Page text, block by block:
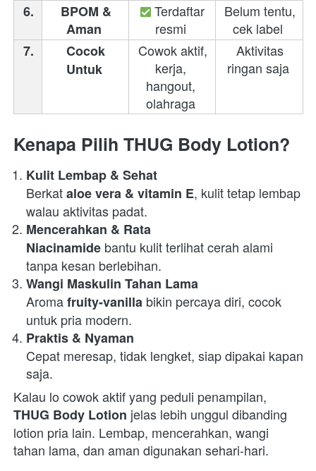
6.
BPOM &
Aman
Terdaftar
resmi
cek label
7.
Cocok
Untuk
kerja,
hangout,
olahraga
ringan saja
Kenapa Pilih THUG Body Lotion?
Kulit Lembap & Sehat
Berkat aloe vera & vitamin E, kulit tetap lembap
walau aktivitas padat.
Mencerahkan & Rata
Niacinamide bantu kulit terlihat cerah alami
tanpa kesan berlebihan.
Wangi Maskulin Tahan Lama
Aroma fruity-vanilla bikin percaya diri, cocok
untuk pria modern.
Praktis & Nyaman
Cepat meresap, tidak lengket, siap dipakai kapan
saja.
THUG Body Lotion jelas lebih unggul dibanding
lotion pria lain. Lembap, mencerahkan, wangi
tahan lama, dan aman digunakan sehari-hari.